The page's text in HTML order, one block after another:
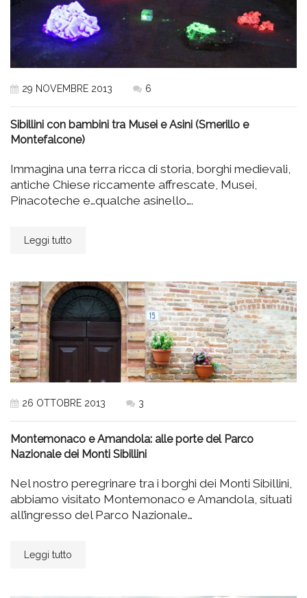
29 NOVEMBRE 2013 6
Sibillini con bambini tra Musei e Asini (Smerillo e
Montefalcone)
Immagina una terra ricca di storia, borghi medievali,
antiche Chiese riccamente affrescate, Musei,
Pinacoteche e…qualche asinello….
Leggi tutto
26 OTTOBRE 2013 3
Montemonaco e Amandola: alle porte del Parco
Nazionale dei Monti Sibillini
Nel nostro peregrinare tra i borghi dei Monti Sibillini,
abbiamo visitato Montemonaco e Amandola, situati
all’ingresso del Parco Nazionale…
Leggi tutto